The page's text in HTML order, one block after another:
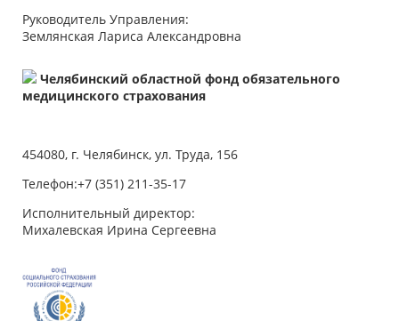
Руководитель Управления:
Землянская Лариса Александровна
Челябинский областной фонд обязательного
медицинского страхования
454080, г. Челябинск, ул. Труда, 156
Телефон:+7 (351) 211-35-17
Исполнительный директор:
Михалевская Ирина Сергеевна